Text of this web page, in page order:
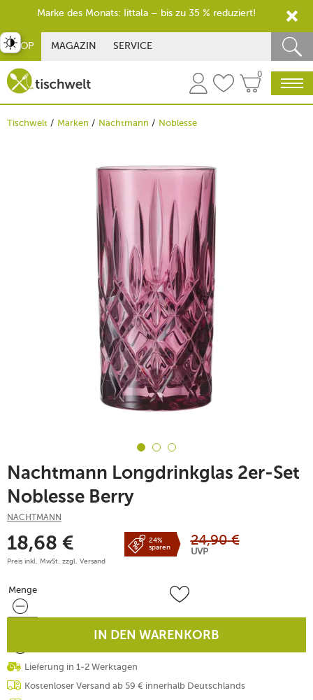
SHOP MAGAZIN SERVICE
0
Tischwelt Marken Nachtmann Noblesse
Nachtmann Longdrinkglas 2er-Set
Noblesse Berry
NACHTMANN
18,68 €
Preis inkl. MwSt. zzgl. Versand
24%
sparen
24,90 €
UVP
Menge
Menge
IN DEN WARENKORB
Lieferung in 1-2 Werktagen
Kostenloser Versand ab 59 € innerhalb Deutschlands
umschalten
Marke des Monats: Iittala – bis zu 35 % reduziert!